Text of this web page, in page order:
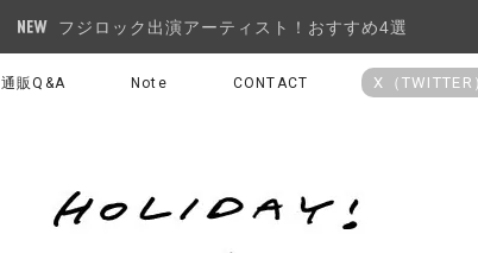
フジロック出演アーティスト！おすすめ4選
通販Q&A Note CONTACT X（TWITTER